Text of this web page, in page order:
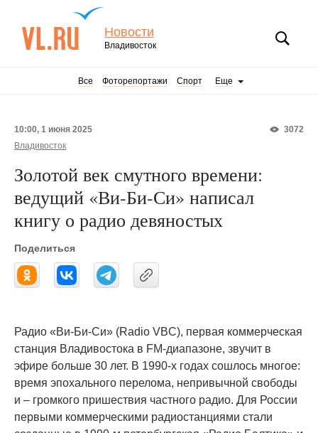
Новости
Владивосток
Все Фоторепортажи Спорт Еще
3072
10:00, 1 июня 2025
Владивосток
Золотой век смутного времени:
ведущий «Ви-Би-Си» написал
книгу о радио девяностых
Поделиться
Радио «Ви-Би-Си» (Radio VBC), первая коммерческая
станция Владивостока в FM-диапазоне, звучит в
эфире больше 30 лет. В 1990-х годах сошлось многое:
время эпохального перелома, непривычной свободы
и – громкого пришествия частного радио. Для России
первыми коммерческими радиостанциями стали